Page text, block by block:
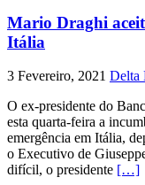
Mario Draghi
Itália
3 Fevereiro, 2021 Delta
O ex-presidente do
esta quarta-feira a
emergência em Itália,
o Executivo de
difícil, o presidente […]